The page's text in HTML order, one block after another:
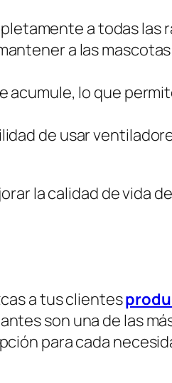
a todas las
a las
acumule, lo que
de usar
la calidad de vida
a tus clientes
son una de las
para cada